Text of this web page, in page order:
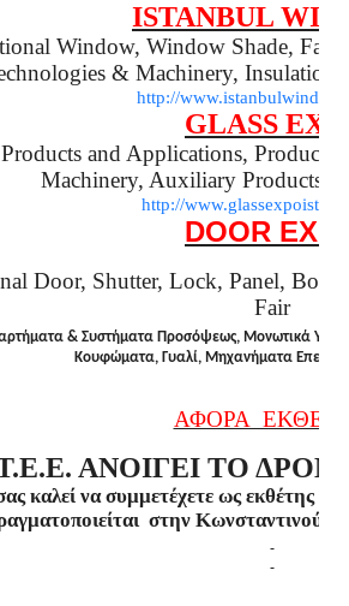
ISTANBUL
Window, Window Shade,
& Machinery,
http://
GLASS
and Applications,
Machinery, Auxiliary Products
http://
DOOR
Door, Shutter, Lock, Panel,
Fair
& Συστήματα Προσόψεως, Μονωτικά Υλικά,
Κουφώματα, Γυαλί, Μηχανήματα
ΑΦΟΡΑ
ΑΝΟΙΓΕΙ ΤΟ
καλεί να συμμετέχετε ως εκθέτης
στην